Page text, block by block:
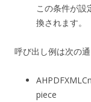
この条件が設
換されます。
呼び出し例は次の通
piece